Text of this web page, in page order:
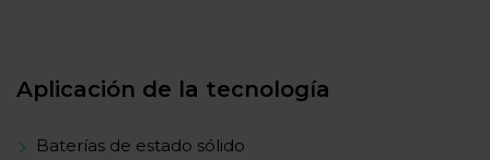
Aplicación de la tecnología
Baterías de estado sólido